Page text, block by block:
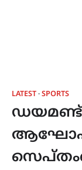
LATEST SPORTS
ഡയമണ്ട്